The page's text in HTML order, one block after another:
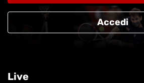
Accedi
Live